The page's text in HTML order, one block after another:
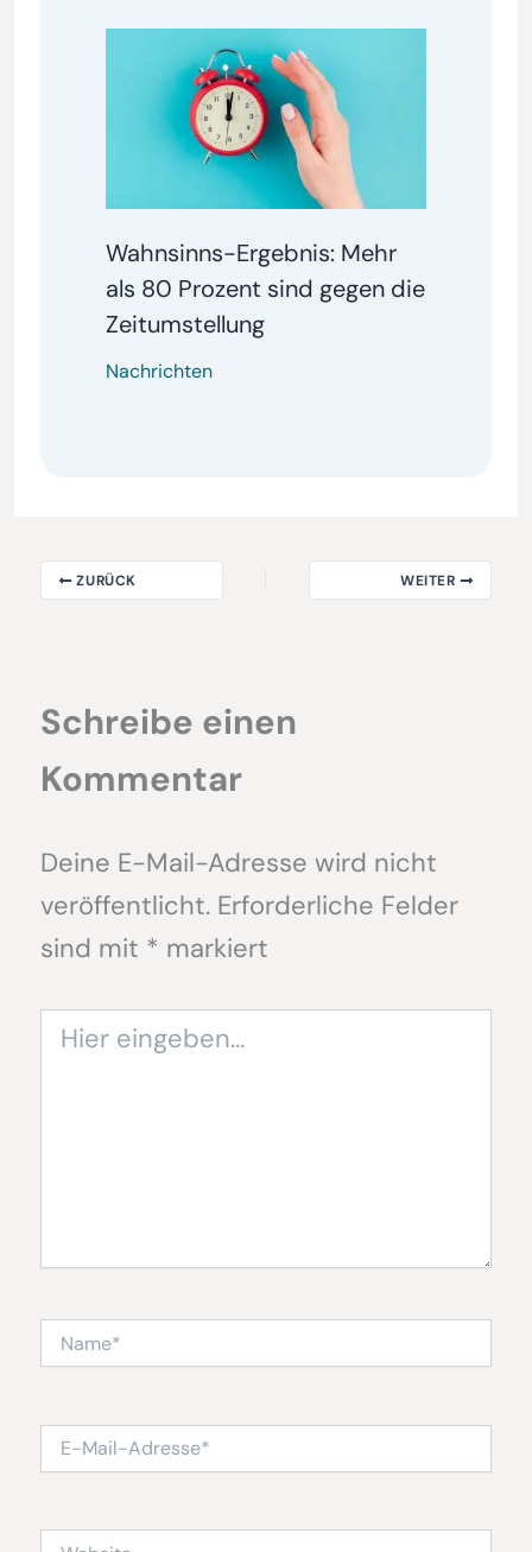
Wahnsinns-Ergebnis: Mehr
als 80 Prozent sind gegen die
Zeitumstellung
Nachrichten
ZURÜCK WEITER
Schreibe einen
Kommentar
Deine E-Mail-Adresse wird nicht
veröffentlicht. Erforderliche Felder
sind mit * markiert
eingeben…
Mail-